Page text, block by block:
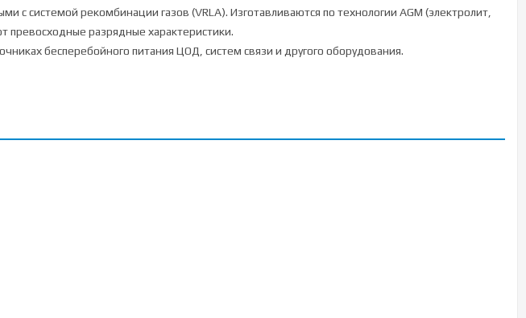
системой рекомбинации газов (VRLA). Изготавливаются по технологии AGM (электролит,
превосходные разрядные характеристики.
бесперебойного питания ЦОД, систем связи и другого оборудования.